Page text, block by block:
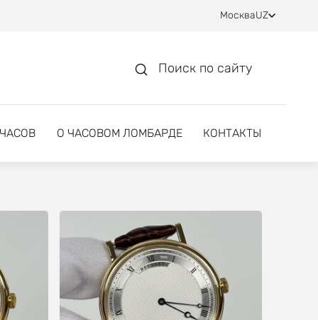
МоскваUZ
Поиск по сайту
О ЧАСОВОМ ЛОМБАРДЕ КОНТАКТЫ